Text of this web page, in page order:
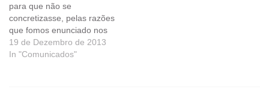
para que não se
concretizasse, pelas razões
que fomos enunciado nos
diversos comunicados que
emitimos ao longo dos
19 de Dezembro de 2013
In "Comunicados"